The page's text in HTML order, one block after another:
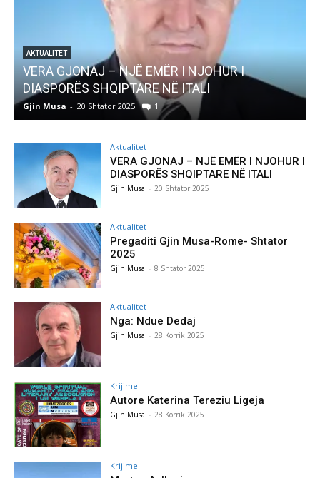
I NJOHUR I
ITALI
AKTUALITET
Pregaditi Gjin Musa-Rome-
Gjin Musa 8 Shtator 2025
Aktualitet
VERA GJONAJ – NJË EMËR I NJOHUR I
DIASPORËS SHQIPTARE NË ITALI
Gjin Musa - 20 Shtator 2025
Aktualitet
Pregaditi Gjin Musa-Rome- Shtator
2025
Gjin Musa - 8 Shtator 2025
Aktualitet
Nga: Ndue Dedaj
Gjin Musa - 28 Korrik 2025
Krijime
Autore Katerina Tereziu Ligeja
Gjin Musa - 28 Korrik 2025
Krijime